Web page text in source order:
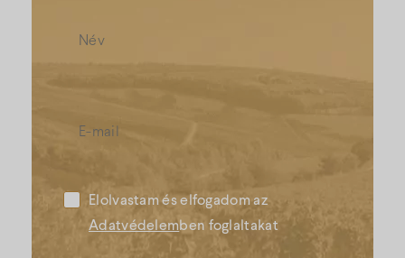
Elolvastam és elfogadom az
Adatvédelemben foglaltakat